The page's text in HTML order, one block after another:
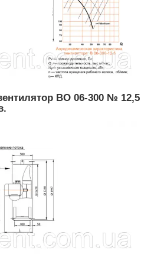
ВО 06-300 № 12,5